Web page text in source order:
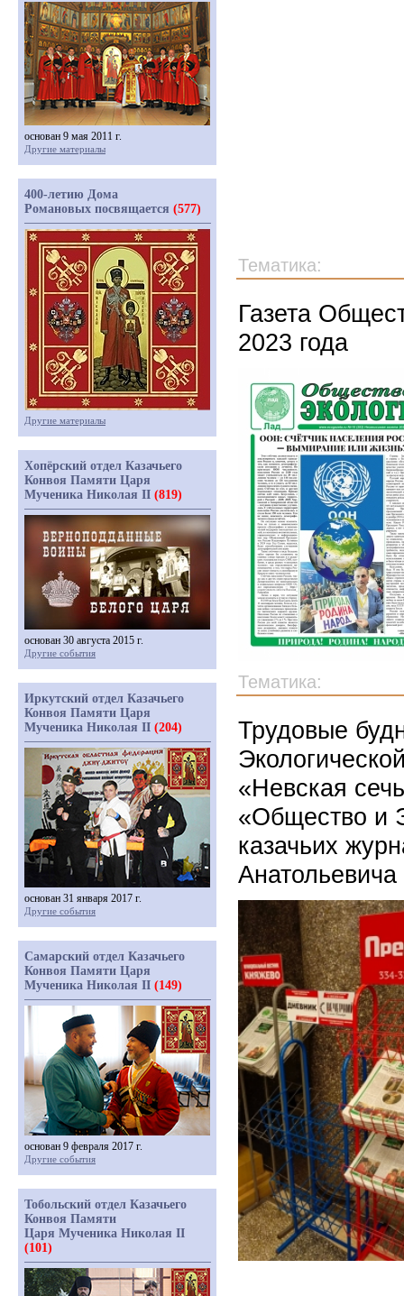
Тематика:
Газета
2023 года
Тематика:
Трудовые
«Невская
«Общество и
казачьих
Анатольевича
основан 9 мая 2011 г.
Другие материалы
400-летию Дома
Романовых посвящается (577)
Другие материалы
Хопёрский отдел Казачьего
Конвоя Памяти Царя
Мученика Николая II (819)
основан 30 августа 2015 г.
Другие события
Иркутский отдел Казачьего
Конвоя Памяти Царя
Мученика Николая II (204)
основан 31 января 2017 г.
Другие события
Самарский отдел Казачьего
Конвоя Памяти Царя
Мученика Николая II (149)
основан 9 февраля 2017 г.
Другие события
Тобольский отдел Казачьего
Конвоя Памяти
Царя Мученика Николая II
(101)